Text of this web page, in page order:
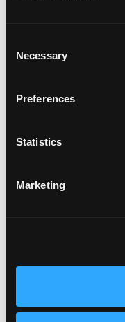
Selection
Necessary
Preferences
Statistics
Marketing
junio 2021
enero 2021
octubre 2020
mayo 2020
julio 2018